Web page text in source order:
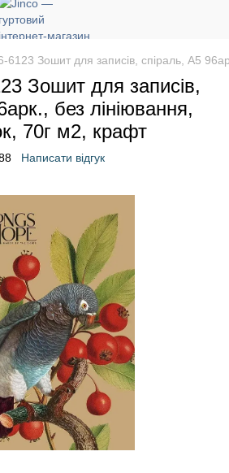
6123 Зошит для записів, спiраль, А5
Зошит для записів,
без лініювання,
70г м2, крафт
Написати відгук